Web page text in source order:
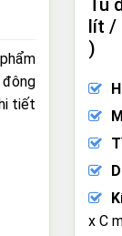
đông
tiết
Tủ
lít /
)
x C